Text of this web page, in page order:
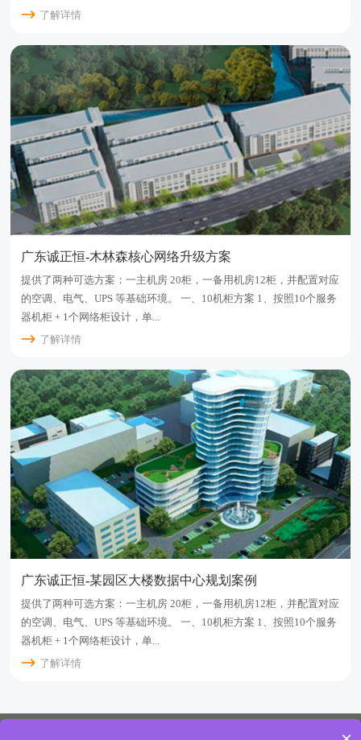
了解详情
广东诚正恒-木林森核心网络升级方案
提供了两种可选方案：一主机房 20柜，一备用机房12柜，并配置对应
的空调、电气、UPS 等基础环境。 一、10机柜方案 1、按照10个服务
器机柜 + 1个网络柜设计，单...
了解详情
广东诚正恒-某园区大楼数据中心规划案例
提供了两种可选方案：一主机房 20柜，一备用机房12柜，并配置对应
的空调、电气、UPS 等基础环境。 一、10机柜方案 1、按照10个服务
器机柜 + 1个网络柜设计，单...
了解详情